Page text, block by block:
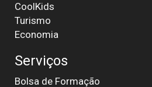
CoolKids
Turismo
Economia
Serviços
Bolsa de Formação